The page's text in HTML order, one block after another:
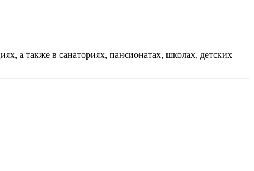
а также в санаториях, пансионатах, школах, детских